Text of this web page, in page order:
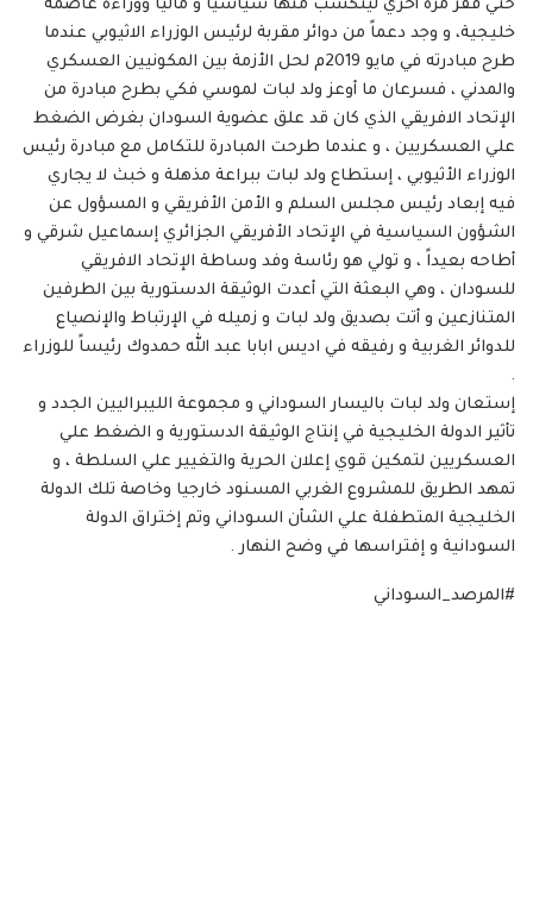
حتي قفز مرة أخري ليتكسب منها سياسياً و مالياً ووراءه عاصمة
خليجية، و وجد دعماً من دوائر مقربة لرئيس الوزراء الاثيوبي عندما
طرح مبادرته في مايو 2019م لحل الأزمة بين المكونيين العسكري
والمدني ، فسرعان ما أوعز ولد لبات لموسي فكي بطرح مبادرة من
الإتحاد الافريقي الذي كان قد علق عضوية السودان بغرض الضغط
علي العسكريين ، و عندما طرحت المبادرة للتكامل مع مبادرة رئيس
الوزراء الأثيوبي ، إستطاع ولد لبات ببراعة مذهلة و خبث لا يجاري
فيه إبعاد رئيس مجلس السلم و الأمن الأفريقي و المسؤول عن
الشؤون السياسية في الإتحاد الأفريقي الجزائري إسماعيل شرقي و
أطاحه بعيداً ، و تولي هو رئاسة وفد وساطة الإتحاد الافريقي
للسودان ، وهي البعثة التي أعدت الوثيقة الدستورية بين الطرفين
المتنازعين و أتت بصديق ولد لبات و زميله في الإرتباط والإنصياع
للدوائر الغربية و رفيقه في اديس ابابا عبد الله حمدوك رئيساً للوزراء
.
إستعان ولد لبات باليسار السوداني و مجموعة الليبراليين الجدد و
تأثير الدولة الخليجية في إنتاج الوثيقة الدستورية و الضغط علي
العسكريين لتمكين قوي إعلان الحرية والتغيير علي السلطة ، و
تمهد الطريق للمشروع الغربي المسنود خارجيا وخاصة تلك الدولة
الخليجية المتطفلة علي الشأن السوداني وتم إختراق الدولة
السودانية و إفتراسها في وضح النهار .
#المرصد_السوداني